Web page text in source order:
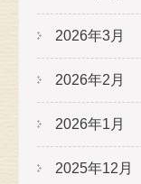
2026年3月
2026年2月
2026年1月
2025年12月